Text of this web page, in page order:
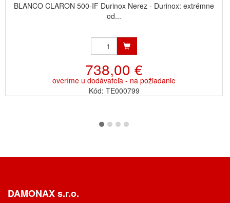
BLANCO CLARON 500-IF Durinox Nerez - Durinox: extrémne
od...
738,00 €
overíme u dodávateľa - na požiadanie
Kód: TE000799
DAMONAX s.r.o.